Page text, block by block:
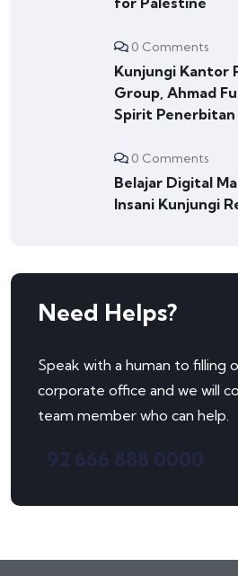
0 Comments
Kunjungi Kantor
Group, Ahmad
Spirit Penerbitan
0 Comments
Belajar Digital
Insani Kunjungi
Need Helps?
Speak with a human to filling
corporate office and we will
team member who can help.
92 666 888 0000